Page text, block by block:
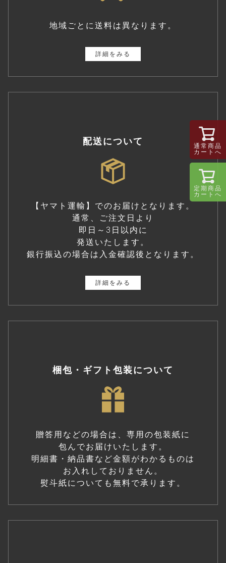
地域ごとに送料は異なります。
詳細をみる
配送について
【ヤマト運輸】でのお届けとなります。
通常、ご注文日より
即日～3日以内に
発送いたします。
銀行振込の場合は入金確認後となります。
詳細をみる
梱包・ギフト包装について
贈答用などの場合は、専用の包装紙に
包んでお届けいたします。
明細書・納品書など金額がわかるものは
お入れしておりません。
熨斗紙についても無料で承ります。
通常商品
カートへ
定期商品
カートへ